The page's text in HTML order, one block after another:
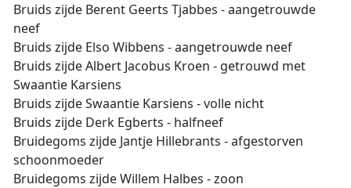
Bruids zijde Berent Geerts Tjabbes - aangetrouwde
neef
Bruids zijde Elso Wibbens - aangetrouwde neef
Bruids zijde Albert Jacobus Kroen - getrouwd met
Swaantie Karsiens
Bruids zijde Swaantie Karsiens - volle nicht
Bruids zijde Derk Egberts - halfneef
Bruidegoms zijde Jantje Hillebrants - afgestorven
schoonmoeder
Bruidegoms zijde Willem Halbes - zoon